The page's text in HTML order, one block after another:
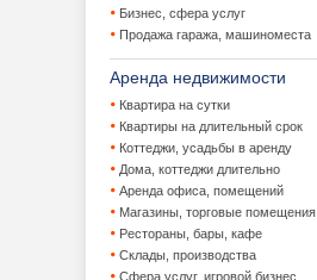
Бизнес, сфера услуг
Продажа гаража, машиноместа
Аренда недвижимости
Квартира на сутки
Квартиры на длительный срок
Коттеджи, усадьбы в аренду
Дома, коттеджи длительно
Аренда офиса, помещений
Магазины, торговые помещения
Рестораны, бары, кафе
Склады, производства
Сфера услуг, игровой бизнес